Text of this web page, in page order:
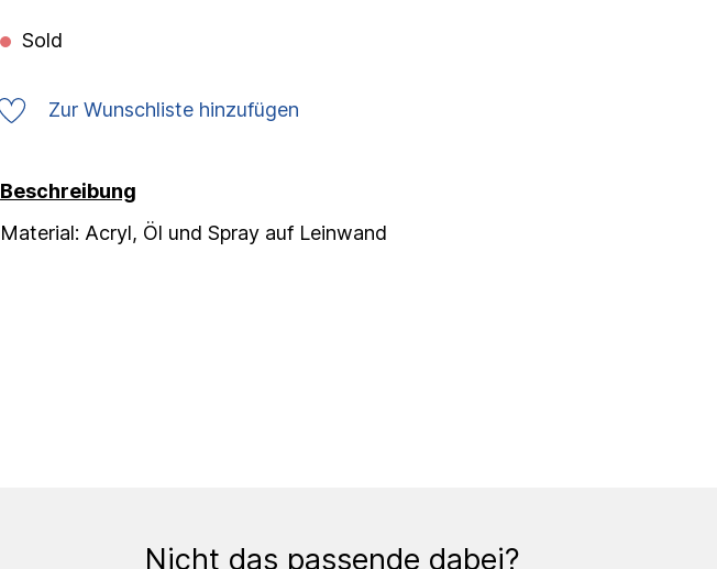
Sold
Zur Wunschliste hinzufügen
Beschreibung
Material: Acryl, Öl und Spray auf Leinwand
Nicht das passende dabei?